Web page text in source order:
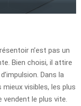
n’est pas un
Bien choisi, il attire
Dans la
visibles, les plus
le plus vite.